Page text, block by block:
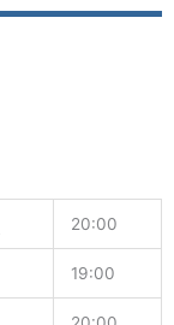
20:00
19:00